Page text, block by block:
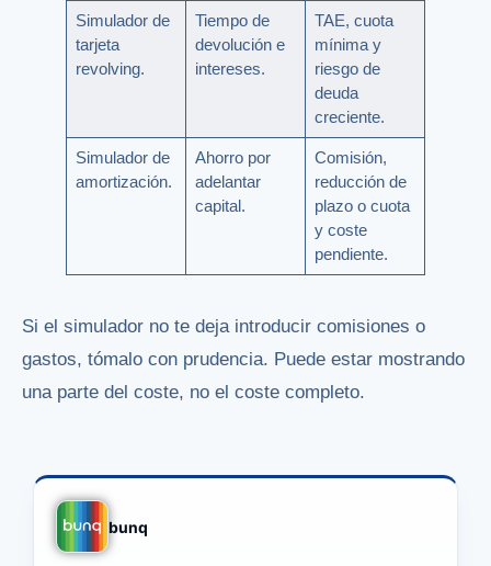
Simulador de
tarjeta
revolving.
Tiempo de
devolución e
intereses.
TAE, cuota
mínima y
riesgo de
deuda
creciente.
Simulador de
amortización.
Ahorro por
adelantar
capital.
Comisión,
reducción de
plazo o cuota
y coste
pendiente.
Si el simulador no te deja introducir comisiones o
gastos, tómalo con prudencia. Puede estar mostrando
una parte del coste, no el coste completo.
bunq